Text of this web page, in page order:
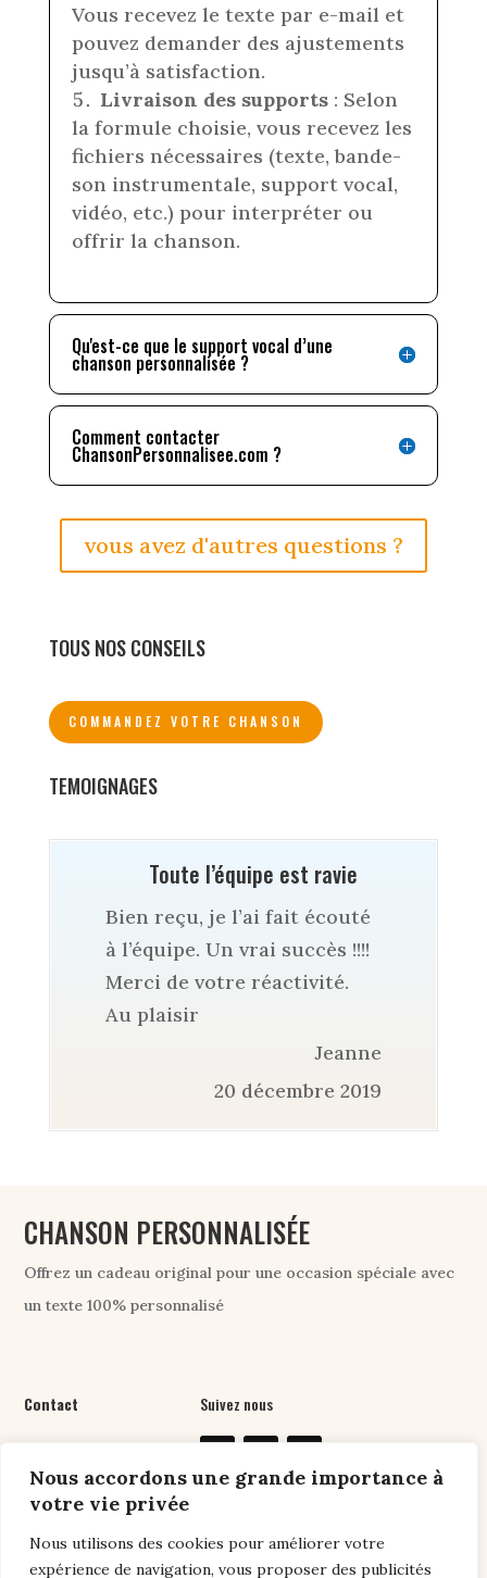
Nous accordons une grande importance à
votre vie privée
Nous utilisons des cookies pour améliorer votre
expérience de navigation, vous proposer des publicités
Vous recevez le texte par e-mail et
pouvez demander des ajustements
jusqu’à satisfaction.
Livraison des supports: Selon
la formule choisie, vous recevez les
fichiers nécessaires (texte, bande-
son instrumentale, support vocal,
vidéo, etc.) pour interpréter ou
offrir la chanson.
Qu'est-ce que le support vocal d’une
chanson personnalisée ?
Comment contacter
ChansonPersonnalisee.com ?
vous avez d'autres questions ?
TOUS NOS CONSEILS
COMMANDEZ VOTRE CHANSON
TEMOIGNAGES
Toute l’équipe est ravie
Bien reçu, je l’ai fait écouté
à l’équipe. Un vrai succès !!!!
Merci de votre réactivité.
Au plaisir
Jeanne
20 décembre 2019
CHANSON PERSONNALISÉE
Offrez un cadeau original pour une occasion spéciale avec
un texte 100% personnalisé
Contact
07 61 76 24 89
contact@chansonpers
Suivez nous